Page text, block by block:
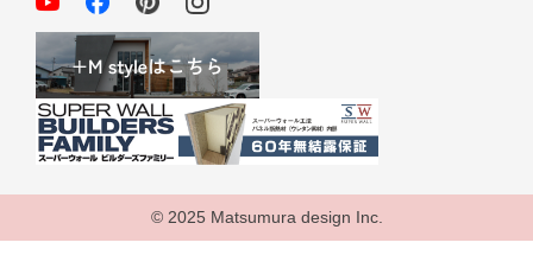
© 2025 Matsumura design Inc.